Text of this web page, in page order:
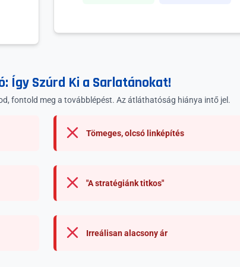
Így Szúrd Ki a Sarlatánokat!
fontold meg a továbblépést. Az átláthatóság hiánya intő jel.
Tömeges, olcsó linképítés
"A stratégiánk titkos"
Irreálisan alacsony ár